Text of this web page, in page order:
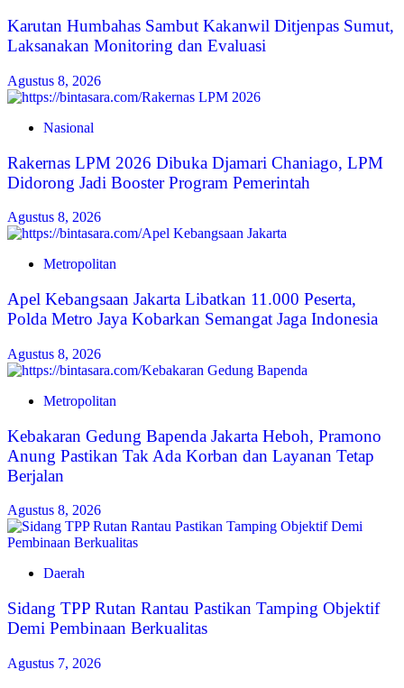
Karutan Humbahas Sambut Kakanwil Ditjenpas Sumut,
Laksanakan Monitoring dan Evaluasi
Agustus 8, 2026
Nasional
Rakernas LPM 2026 Dibuka Djamari Chaniago, LPM
Didorong Jadi Booster Program Pemerintah
Agustus 8, 2026
Metropolitan
Apel Kebangsaan Jakarta Libatkan 11.000 Peserta,
Polda Metro Jaya Kobarkan Semangat Jaga Indonesia
Agustus 8, 2026
Metropolitan
Kebakaran Gedung Bapenda Jakarta Heboh, Pramono
Anung Pastikan Tak Ada Korban dan Layanan Tetap
Berjalan
Agustus 8, 2026
Daerah
Sidang TPP Rutan Rantau Pastikan Tamping Objektif
Demi Pembinaan Berkualitas
Agustus 7, 2026